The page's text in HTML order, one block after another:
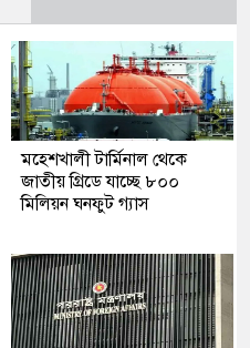
মহেশখালী টার্মিনাল থেকে
জাতীয় গ্রিডে যাচ্ছে ৮০০
মিলিয়ন ঘনফুট গ্যাস